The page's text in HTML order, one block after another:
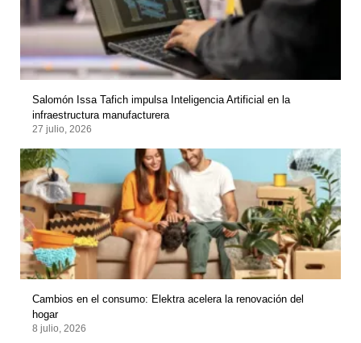
Salomón Issa Tafich impulsa Inteligencia Artificial en la
infraestructura manufacturera
27 julio, 2026
Cambios en el consumo: Elektra acelera la renovación del
hogar
8 julio, 2026